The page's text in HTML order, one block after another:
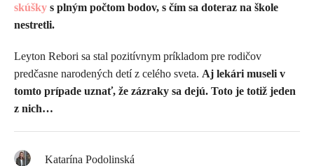
skúšky s plným počtom bodov, s čím sa doteraz na škole
nestretli.
Leyton Rebori sa stal pozitívnym príkladom pre rodičov
predčasne narodených detí z celého sveta. Aj lekári museli v
tomto prípade uznať, že zázraky sa dejú. Toto je totiž jeden
z nich…
Katarína Podolinská